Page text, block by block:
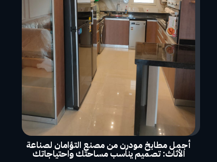
أجمل مطابخ مودرن من مصنع التؤامان لصناعة
الأثاث: تصميم يناسب مساحتك واحتياجاتك